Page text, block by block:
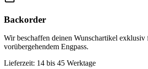
Backorder
Wir beschaffen deinen Wunschartikel
vorübergehendem Engpass.
Lieferzeit: 14 bis 45 Werktage